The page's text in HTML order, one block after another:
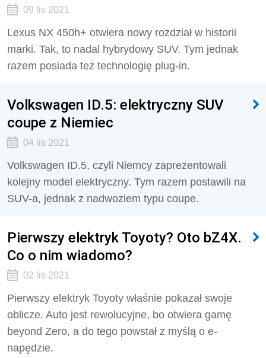
09 lis 2021
Lexus NX 450h+ otwiera nowy rozdział w historii
marki. Tak, to nadal hybrydowy SUV. Tym jednak
razem posiada też technologię plug-in.
Volkswagen ID.5: elektryczny SUV
coupe z Niemiec
04 lis 2021
Volkswagen ID.5, czyli Niemcy zaprezentowali
kolejny model elektryczny. Tym razem postawili na
SUV-a, jednak z nadwoziem typu coupe.
Pierwszy elektryk Toyoty? Oto bZ4X.
Co o nim wiadomo?
02 lis 2021
Pierwszy elektryk Toyoty właśnie pokazał swoje
oblicze. Auto jest rewolucyjne, bo otwiera gamę
beyond Zero, a do tego powstał z myślą o e-
napędzie.